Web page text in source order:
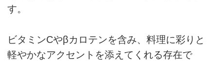
す。
ビタミンCやβカロテンを含み、料理に彩りと
軽やかなアクセントを添えてくれる存在で